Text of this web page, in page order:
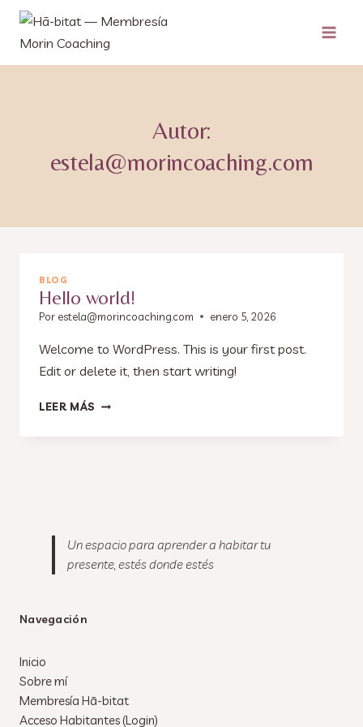
Saltar
Autor:
estela@morincoaching.com
BLOG
Hello world!
Por estela@morincoaching.com enero 5, 2026
Welcome to WordPress. This is your first post.
Edit or delete it, then start writing!
LEER MÁS HELLO
Un espacio para aprender a habitar tu
presente, estés donde estés
Navegación
Inicio
Sobre mí
Membresía Hā-bitat
Acceso Habitantes (Login)